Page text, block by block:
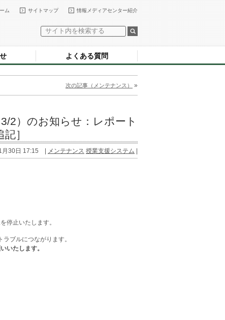
情報メディアセンター紹介
サイトマップ
ム
よくある質問
次の記事（メンテナンス） »
2）のお知らせ：レポート
］
月30日 17:15 | メンテナンス 授業支援システム
停止いたします。
ブルにつながります。
いたします。